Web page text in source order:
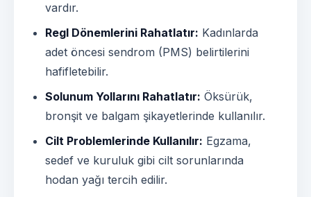
vardır.
Regl Dönemlerini Rahatlatır: Kadınlarda
adet öncesi sendrom (PMS) belirtilerini
hafifletebilir.
Solunum Yollarını Rahatlatır: Öksürük,
bronşit ve balgam şikayetlerinde kullanılır.
Cilt Problemlerinde Kullanılır: Egzama,
sedef ve kuruluk gibi cilt sorunlarında
hodan yağı tercih edilir.